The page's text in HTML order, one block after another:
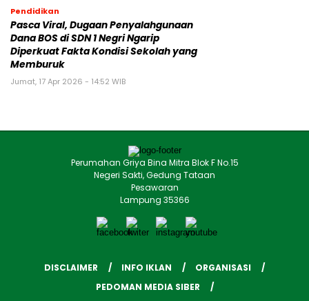
Pendidikan
Pasca Viral, Dugaan Penyalahgunaan
Dana BOS di SDN 1 Negri Ngarip
Diperkuat Fakta Kondisi Sekolah yang
Memburuk
Jumat, 17 Apr 2026 - 14:52 WIB
Perumahan Griya Bina Mitra Blok F No.15
Negeri Sakti, Gedung Tataan
Pesawaran
Lampung 35366
DISCLAIMER INFO IKLAN
ORGANISASI
PEDOMAN MEDIA SIBER